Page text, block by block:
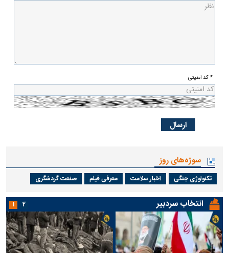
* کد امنیتی
سوژه‌های روز
تکنولوژی جنگی اخبار سلامت معرفی فیلم صنعت گردشگری
انتخاب سردبیر ۱ ۲